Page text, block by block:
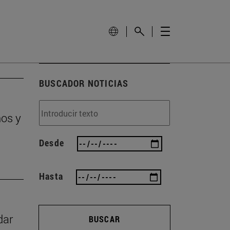
y
BUSCADOR NOTICIAS
Desde
Hasta
BUSCAR